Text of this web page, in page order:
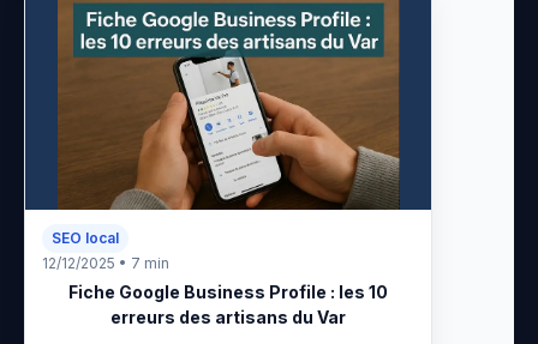
SEO local
12/12/2025 • 7 min
Fiche Google Business Profile : les 10
erreurs des artisans du Var